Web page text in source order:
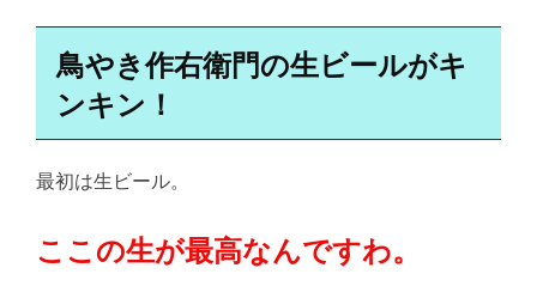
鳥やき作右衛門の生ビールがキ
ンキン！
最初は生ビール。
ここの生が最高なんですわ。